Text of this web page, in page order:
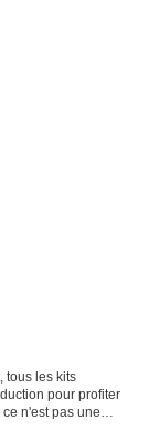
tous les kits
pour profiter
n'est pas une